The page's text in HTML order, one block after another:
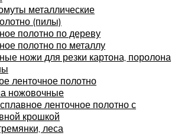
металлические
(пилы)
полотно по дереву
полотно по металлу
ножи для резки картона, поролона
ленточное полотно
ножовочные
ленточное полотно с
крошкой
леса